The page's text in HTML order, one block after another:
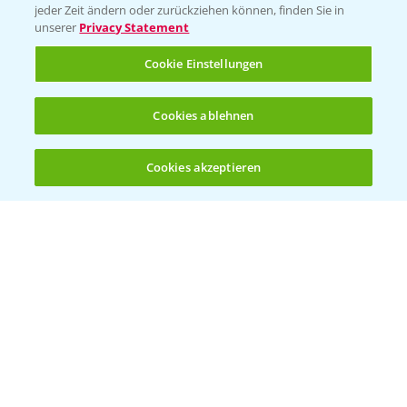
(noch 4)
KONTAKT
Hilfe in Notfällen
+49 (0)214/30-20220
jeder Zeit ändern oder zurückziehen können, finden Sie in
unserer Privacy Statement
Cookie Einstellungen
Cookies ablehnen
Cookies akzeptieren